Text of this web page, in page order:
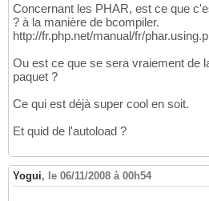
Concernant les PHAR, est ce que
? à la manière de bcompiler.
http://fr.php.net/manual/fr/
Ou est ce que se sera vraiement de
paquet ?
Ce qui est déjà super cool en soit.
Et quid de l'autoload ?
Yogui, le 06/11/2008 à 00h54